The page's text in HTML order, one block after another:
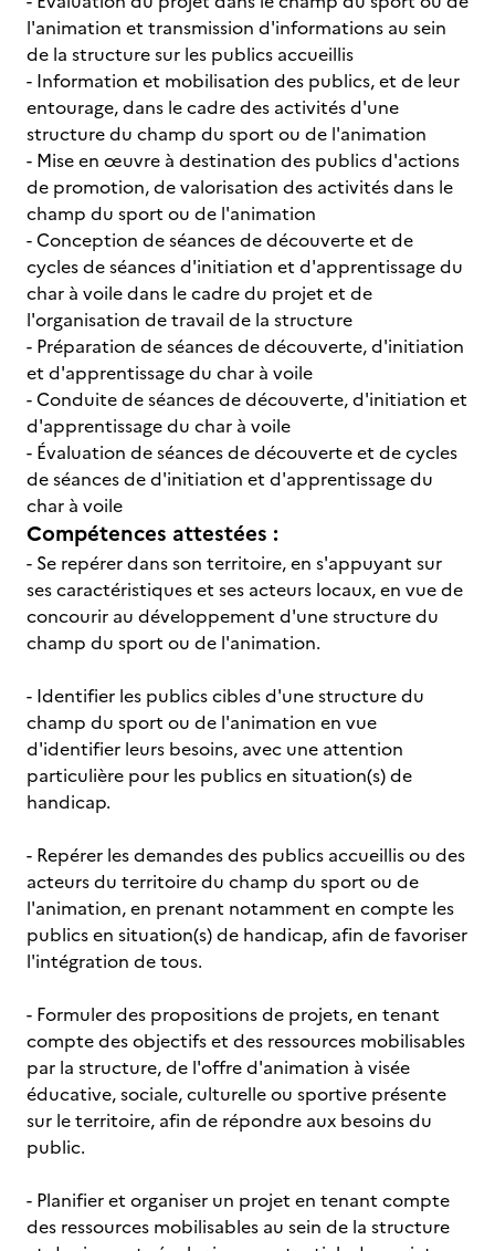
l'animation et transmission d'informations au sein
de la structure sur les publics accueillis
- Information et mobilisation des publics, et de leur
entourage, dans le cadre des activités d'une
structure du champ du sport ou de l'animation
- Mise en œuvre à destination des publics d'actions
de promotion, de valorisation des activités dans le
champ du sport ou de l'animation
- Conception de séances de découverte et de
cycles de séances d'initiation et d'apprentissage du
char à voile dans le cadre du projet et de
l'organisation de travail de la structure
- Préparation de séances de découverte, d'initiation
et d'apprentissage du char à voile
- Conduite de séances de découverte, d'initiation et
d'apprentissage du char à voile
- Évaluation de séances de découverte et de cycles
de séances de d'initiation et d'apprentissage du
char à voile
Compétences attestées :
- Se repérer dans son territoire, en s'appuyant sur
ses caractéristiques et ses acteurs locaux, en vue de
concourir au développement d'une structure du
champ du sport ou de l'animation.
- Identifier les publics cibles d'une structure du
champ du sport ou de l'animation en vue
d'identifier leurs besoins, avec une attention
particulière pour les publics en situation(s) de
handicap.
- Repérer les demandes des publics accueillis ou des
acteurs du territoire du champ du sport ou de
l'animation, en prenant notamment en compte les
publics en situation(s) de handicap, afin de favoriser
l'intégration de tous.
- Formuler des propositions de projets, en tenant
compte des objectifs et des ressources mobilisables
par la structure, de l'offre d'animation à visée
éducative, sociale, culturelle ou sportive présente
sur le territoire, afin de répondre aux besoins du
public.
- Planifier et organiser un projet en tenant compte
des ressources mobilisables au sein de la structure